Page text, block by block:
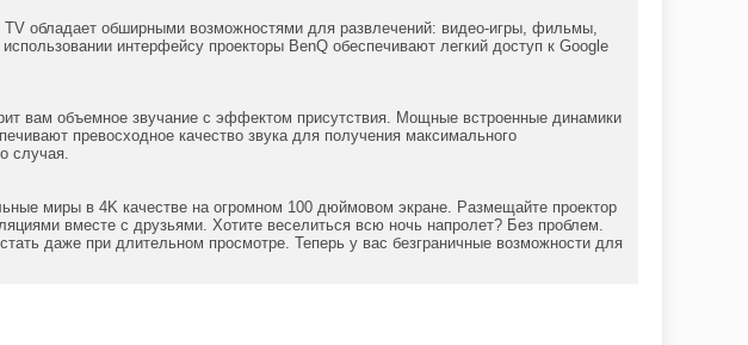
обладает обширными возможностями для развлечений: видео-игры, фильмы,
интерфейсу проекторы BenQ обеспечивают легкий доступ к Google
вам объемное звучание с эффектом присутствия. Мощные встроенные динамики
превосходное качество звука для получения максимального
случая.
миры в 4K качестве на огромном 100 дюймовом экране. Размещайте проектор
вместе с друзьями. Хотите веселиться всю ночь напролет? Без проблем.
даже при длительном просмотре. Теперь у вас безграничные возможности для